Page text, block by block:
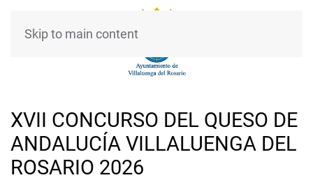
Skip to main content
XVII CONCURSO DEL QUESO DE
ANDALUCÍA VILLALUENGA DEL
ROSARIO 2026